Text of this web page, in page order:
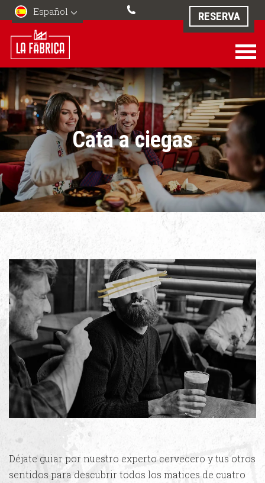
Español RESERVA
Cata a ciegas
Déjate guiar por nuestro experto cervecero y tus otros
sentidos para descubrir todos los matices de cuatro